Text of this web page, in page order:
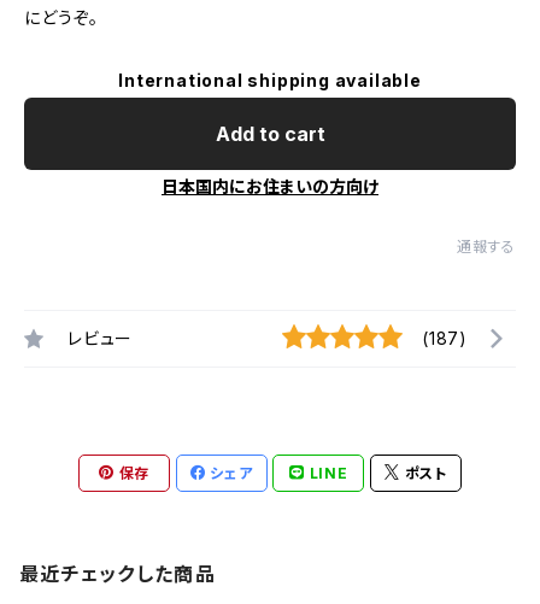
にどうぞ。
International shipping available
Add to cart
日本国内にお住まいの方向け
通報する
レビュー (187)
保存 シェア LINE ポスト
最近チェックした商品